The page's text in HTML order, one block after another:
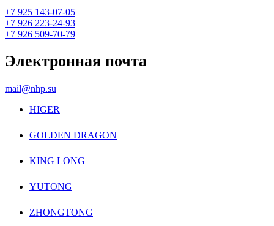
+7 925 143-07-05
+7 926 223-24-93
+7 926 509-70-79
Электронная почта
mail@nhp.su
HIGER
GOLDEN DRAGON
KING LONG
YUTONG
ZHONGTONG